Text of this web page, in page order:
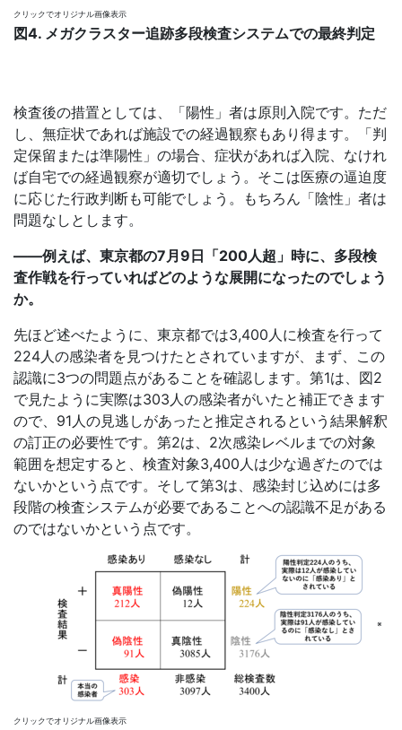
クリックでオリジナル画像表示
図4. メガクラスター追跡多段検査システムでの最終判定
検査後の措置としては、「陽性」者は原則入院です。ただ
し、無症状であれば施設での経過観察もあり得ます。「判
定保留または準陽性」の場合、症状があれば入院、なけれ
ば自宅での経過観察が適切でしょう。そこは医療の逼迫度
に応じた行政判断も可能でしょう。もちろん「陰性」者は
問題なしとします。
――例えば、東京都の7月9日「200人超」時に、多段検
査作戦を行っていればどのような展開になったのでしょう
か。
先ほど述べたように、東京都では3,400人に検査を行って
224人の感染者を見つけたとされていますが、まず、この
認識に3つの問題点があることを確認します。第1は、図2
で見たように実際は303人の感染者がいたと補正できます
ので、91人の見逃しがあったと推定されるという結果解釈
の訂正の必要性です。第2は、2次感染レベルまでの対象
範囲を想定すると、検査対象3,400人は少な過ぎたのでは
ないかという点です。そして第3は、感染封じ込めには多
段階の検査システムが必要であることへの認識不足がある
のではないかという点です。
※
クリックでオリジナル画像表示